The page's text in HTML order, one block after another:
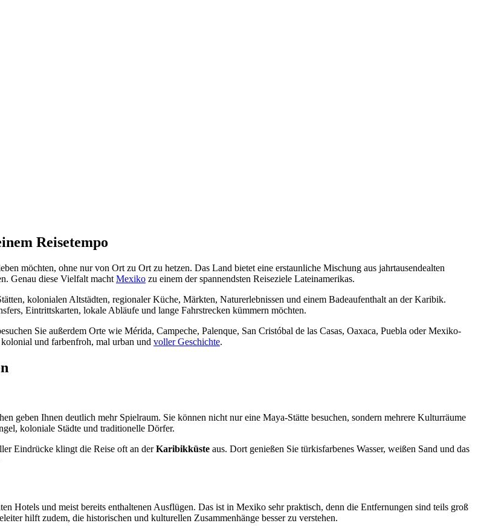
Reisetempo
möchten, ohne nur von Ort zu Ort zu hetzen. Das Land bietet eine erstaunliche Mischung aus jahrtausendealten
Genau diese Vielfalt macht Mexiko zu einem der spannendsten Reiseziele Lateinamerikas.
kolonialen Altstädten, regionaler Küche, Märkten, Naturerlebnissen und einem Badeaufenthalt an der Karibik.
Eintrittskarten, lokale Abläufe und lange Fahrstrecken kümmern möchten.
Sie außerdem Orte wie Mérida, Campeche, Palenque, San Cristóbal de las Casas, Oaxaca, Puebla oder Mexiko-
und farbenfroh, mal urban und voller Geschichte.
geben Ihnen deutlich mehr Spielraum. Sie können nicht nur eine Maya-Stätte besuchen, sondern mehrere Kulturräume
koloniale Städte und traditionelle Dörfer.
Eindrücke klingt die Reise oft an derKaribikküste aus. Dort genießen Sie türkisfarbenes Wasser, weißen Sand und das
Hotels und meist bereits enthaltenen Ausflügen. Das ist in Mexiko sehr praktisch, denn die Entfernungen sind teils groß
hilft zudem, die historischen und kulturellen Zusammenhänge besser zu verstehen.